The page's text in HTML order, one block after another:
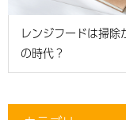
レンジフードは掃除
の時代？